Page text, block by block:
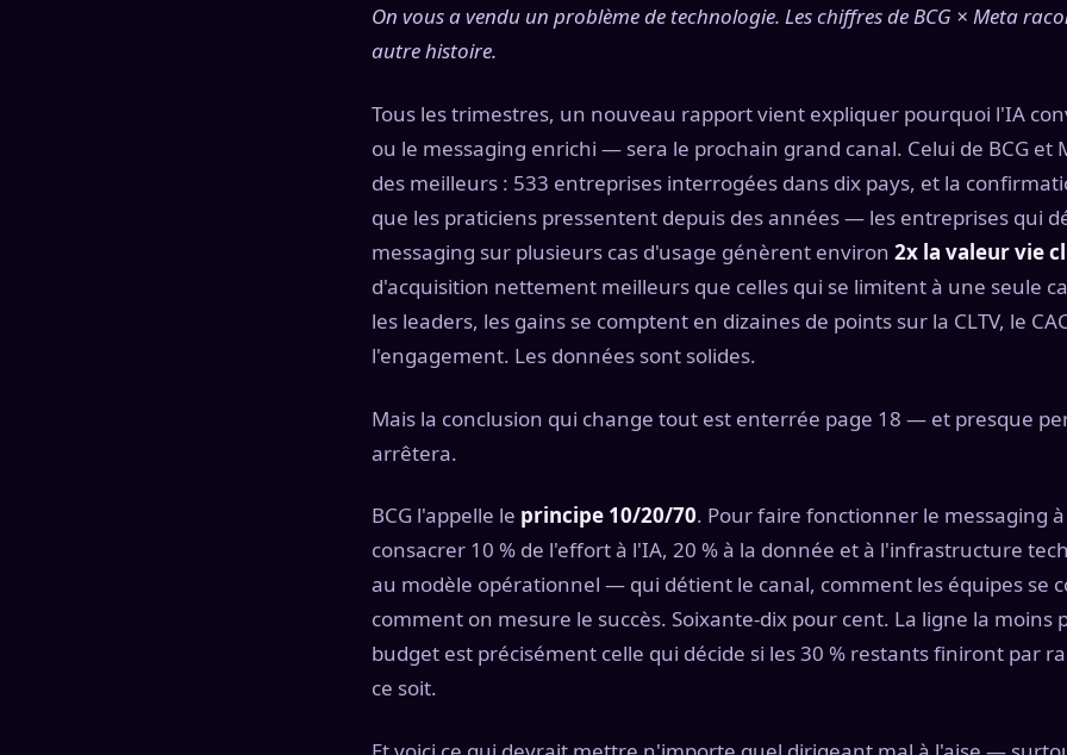
On vous a vendu un problème de technologie. Les chiffres de BCG × Meta
autre histoire.
Tous les trimestres, un nouveau rapport vient expliquer pourquoi l'IA
ou le messaging enrichi — sera le prochain grand canal. Celui de BCG et
des meilleurs : 533 entreprises interrogées dans dix pays, et la
que les praticiens pressentent depuis des années — les entreprises qui
messaging sur plusieurs cas d'usage génèrent environ 2x la valeur vie
d'acquisition nettement meilleurs que celles qui se limitent à une seule
les leaders, les gains se comptent en dizaines de points sur la CLTV, le
l'engagement. Les données sont solides.
Mais la conclusion qui change tout est enterrée page 18 — et presque
arrêtera.
BCG l'appelle le principe 10/20/70. Pour faire fonctionner le messaging
consacrer 10 % de l'effort à l'IA, 20 % à la donnée et à l'infrastructure
au modèle opérationnel — qui détient le canal, comment les équipes se
comment on mesure le succès. Soixante-dix pour cent. La ligne la moins
budget est précisément celle qui décide si les 30 % restants finiront par
ce soit.